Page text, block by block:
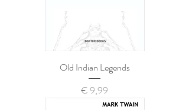
Old Indian Legends
Prijs
€ 9,99